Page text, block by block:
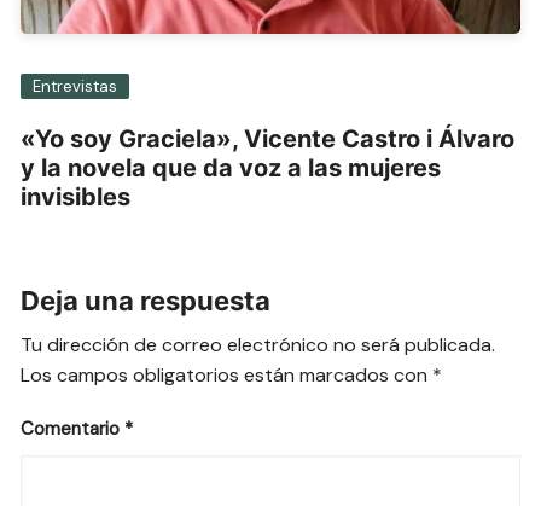
Entrevistas
«Yo soy Graciela», Vicente Castro i Álvaro
y la novela que da voz a las mujeres
invisibles
Deja una respuesta
Tu dirección de correo electrónico no será publicada.
Los campos obligatorios están marcados con *
Comentario *